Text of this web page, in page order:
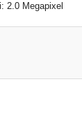
2.0 Megapixel